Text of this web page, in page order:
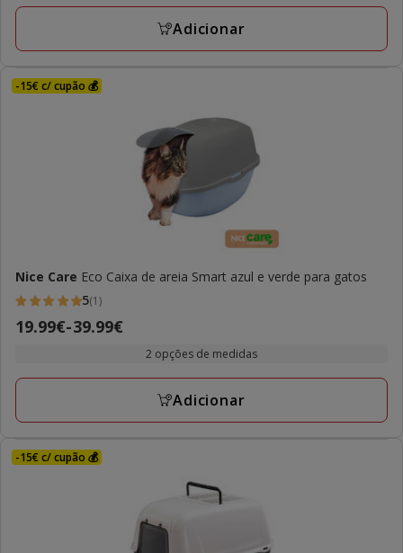
Adicionar
-15€ c/ cupão 💰
Nice Care Eco Caixa de areia Smart azul e verde para gatos
5
estrelas
1
5(1)
Preço
a
39.99€
19.99€-39.99€
2 opções de medidas
Adicionar
-15€ c/ cupão 💰